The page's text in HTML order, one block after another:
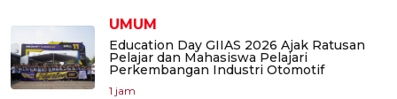
UMUM
Education Day GIIAS 2026 Ajak Ratusan
Pelajar dan Mahasiswa Pelajari
Perkembangan Industri Otomotif
1 jam